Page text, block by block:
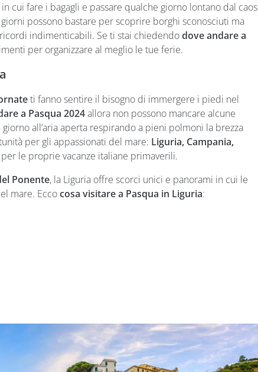
cui fare i bagagli e passare qualche giorno lontano dal caos
possono bastare per scoprire borghi sconosciuti ma
indimenticabili. Se ti stai chiedendodove andare a
per organizzare al meglio le tue ferie.
ti fanno sentire il bisogno di immergere i piedi nel
a Pasqua 2024allora non possono mancare alcune
all’aria aperta respirando a pieni polmoni la brezza
per gli appassionati del mare: Liguria, Campania,
le proprie vacanze italiane primaverili.
Ponente, la Liguria offre scorci unici e panorami in cui le
mare. Eccocosa visitare a Pasqua in Liguria: